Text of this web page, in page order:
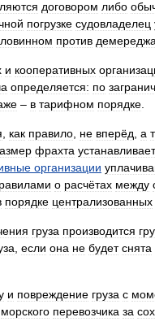
договором либо
погрузке судовладелец
против демереджа
и кооперативных
определяется: по
– в тарифном порядке
как правило не вперёд а
фрахта
организации
о расчётах между
порядке централизованных
груза производится
если она не будет снята
и повреждение груза с
морского перевозчика за